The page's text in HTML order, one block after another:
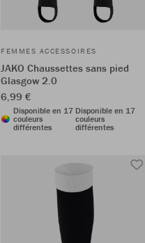
FEMMES ACCESSOIRES
JAKO Chaussettes sans pied
Glasgow 2.0
6,99 €
Disponible en 17
couleurs
différentes
Disponible en 17
couleurs
différentes